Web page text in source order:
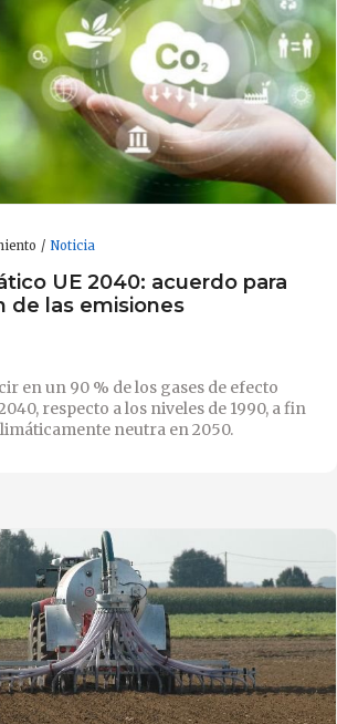
Noticia
UE 2040: acuerdo para
de las emisiones
en un 90 % de los gases de efecto
respecto a los niveles de 1990, a fin
neutra en 2050.